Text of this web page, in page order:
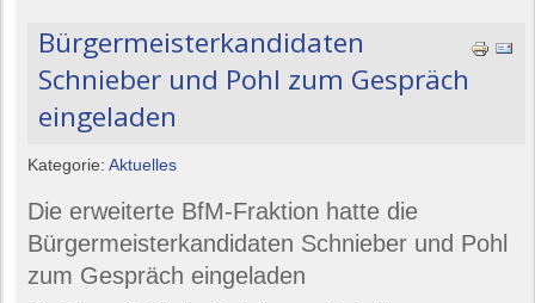
Bürgermeisterkandidaten
Schnieber und Pohl zum Gespräch
eingeladen
Kategorie:Aktuelles
Die erweiterte BfM-Fraktion hatte die
Bürgermeisterkandidaten Schnieber und Pohl
zum Gespräch eingeladen